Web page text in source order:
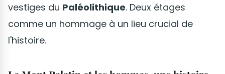
vestiges du Paléolithique. Deux étages
comme un hommage à un lieu crucial de
l'histoire.